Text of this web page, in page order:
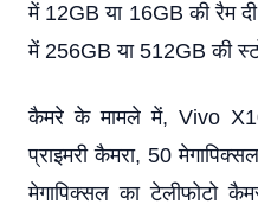
में 12GB या 16GB की रैम
में 256GB या 512GB की
कैमरे के मामले में, Vivo
प्राइमरी कैमरा, 50
मेगापिक्सल का टेलीफोटो